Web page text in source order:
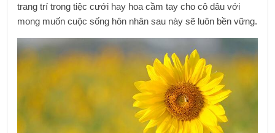
trang trí trong tiệc cưới hay hoa cầm tay cho cô dâu với
mong muốn cuộc sống hôn nhân sau này sẽ luôn bền vững.